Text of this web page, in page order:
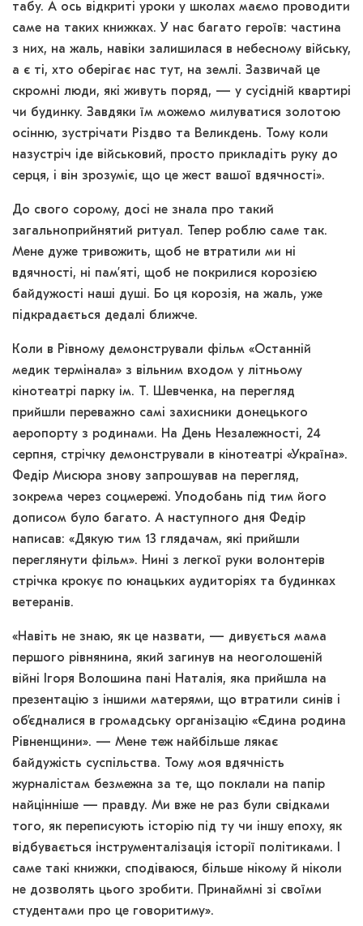
табу. А ось відкриті уроки у школах маємо проводити
саме на таких книжках. У нас багато героїв: частина
з них, на жаль, навіки залишилася в небесному війську,
а є ті, хто оберігає нас тут, на землі. Зазвичай це
скромні люди, які живуть поряд, — у сусідній квартирі
чи будинку. Завдяки їм можемо милуватися золотою
осінню, зустрічати Різдво та Великдень. Тому коли
назустріч іде військовий, просто прикладіть руку до
серця, і він зрозуміє, що це жест вашої вдячності».
До свого сорому, досі не знала про такий
загальноприйнятий ритуал. Тепер роблю саме так.
Мене дуже тривожить, щоб не втратили ми ні
вдячності, ні пам’яті, щоб не покрилися корозією
байдужості наші душі. Бо ця корозія, на жаль, уже
підкрадається дедалі ближче.
Коли в Рівному демонстрували фільм «Останній
медик термінала» з вільним входом у літньому
кінотеатрі парку ім. Т. Шевченка, на перегляд
прийшли переважно самі захисники донецького
аеропорту з родинами. На День Незалежності, 24
серпня, стрічку демонстрували в кінотеатрі «Україна».
Федір Мисюра знову запрошував на перегляд,
зокрема через соцмережі. Уподобань під тим його
дописом було багато. А наступного дня Федір
написав: «Дякую тим 13 глядачам, які прийшли
переглянути фільм». Нині з легкої руки волонтерів
стрічка крокує по юнацьких аудиторіях та будинках
ветеранів.
«Навіть не знаю, як це назвати, — дивується мама
першого рівнянина, який загинув на неоголошеній
війні Ігоря Волошина пані Наталія, яка прийшла на
презентацію з іншими матерями, що втратили синів і
об’єдналися в громадську організацію «Єдина родина
Рівненщини». — Мене теж найбільше лякає
байдужість суспільства. Тому моя вдячність
журналістам безмежна за те, що поклали на папір
найцінніше — правду. Ми вже не раз були свідками
того, як переписують історію під ту чи іншу епоху, як
відбувається інструменталізація історії політиками. І
саме такі книжки, сподіваюся, більше нікому й ніколи
не дозволять цього зробити. Принаймні зі своїми
студентами про це говоритиму».